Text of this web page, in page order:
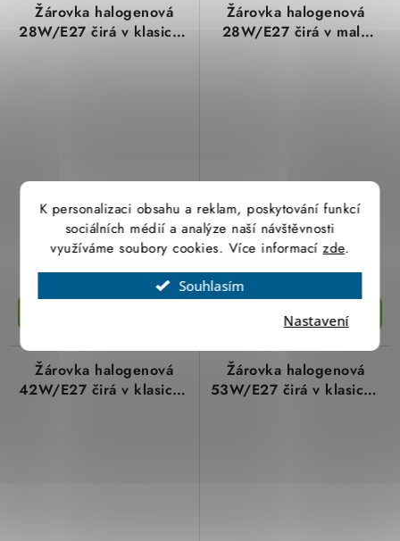
K personalizaci obsahu a reklam, poskytování funkcí
sociálních médií a analýze naší návštěvnosti
využíváme soubory cookies. Více informacízde.
Souhlasím
Nastavení
Žárovka halogenová
28W/E27 čirá v klasické
Není skladem
32,20 Kč bez DPH
38,96 Kč
Žárovka halogenová
28W/E27 čirá v malé
Není skladem
29,50 Kč bez DPH
35,70 Kč
Žárovka halogenová
42W/E27 čirá v klasické
Žárovka halogenová
53W/E27 čirá v klasické